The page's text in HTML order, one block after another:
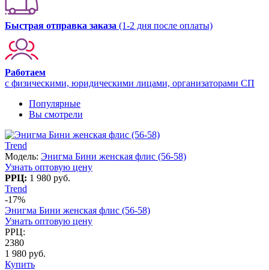
Быстрая отправка заказа (1-2 дня после оплаты)
Работаем
с физическими, юридическими лицами, организаторами СП
Популярные
Вы смотрели
Trend
Модель: Энигма Бини женская флис (56-58)
Узнать оптовую цену
РРЦ: 1 980 руб.
Trend
-17%
Энигма Бини женская флис (56-58)
Узнать оптовую цену
РРЦ:
2380
1 980 руб.
Купить